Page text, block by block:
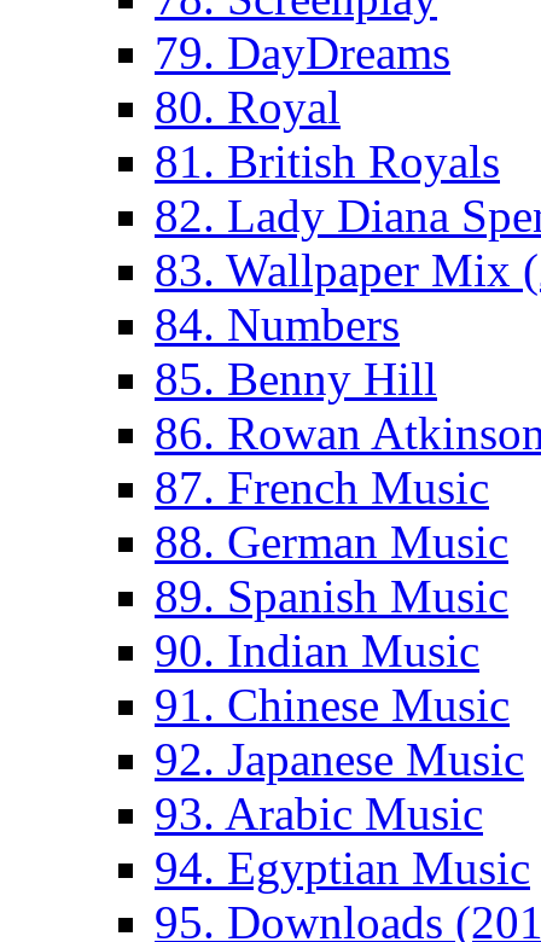
79. DayDreams
80. Royal
81. British Royals
82. Lady Diana
83. Wallpaper Mix
84. Numbers
85. Benny Hill
86. Rowan
87. French Music
88. German Music
89. Spanish Music
90. Indian Music
91. Chinese Music
92. Japanese Music
93. Arabic Music
94. Egyptian Music
95. Downloads